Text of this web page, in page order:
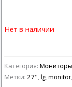
Нет в наличии
Категория: Мониторы
Метки: 27",lg,monitor,